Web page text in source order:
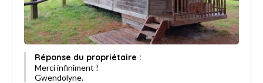
Réponse du propriétaire :
Merci infiniment !
Gwendolyne.